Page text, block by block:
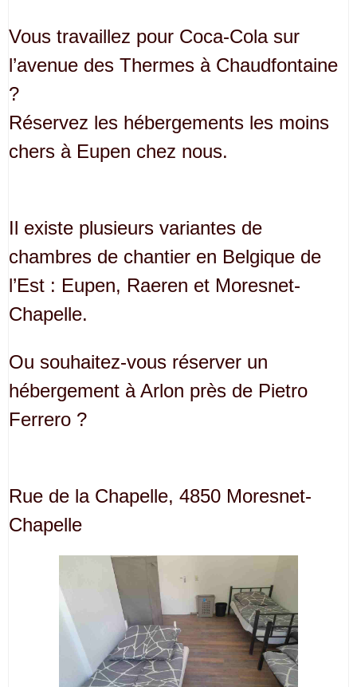
Vous travaillez pour Coca-Cola sur
l’avenue des Thermes à Chaudfontaine
?
Réservez les hébergements les moins
chers à Eupen chez nous.
Il existe plusieurs variantes de
chambres de chantier en Belgique de
l’Est : Eupen, Raeren et Moresnet-
Chapelle.
Ou souhaitez-vous réserver un
hébergement à Arlon près de Pietro
Ferrero ?
Rue de la Chapelle, 4850 Moresnet-
Chapelle